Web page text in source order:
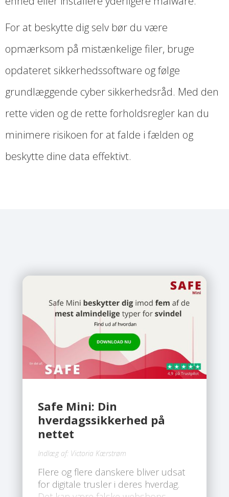
For at beskytte dig selv bør du være
opmærksom på mistænkelige filer, bruge
opdateret sikkerhedssoftware og følge
grundlæggende cyber sikkerhedsråd. Med den
rette viden og de rette forholdsregler kan du
minimere risikoen for at falde i fælden og
beskytte dine data effektivt.
Safe Mini: Din
hverdagssikkerhed på
nettet
Indlæg af: Victoria Kærstrøm
Flere og flere danskere bliver udsat
for digitale trusler i deres hverdag.